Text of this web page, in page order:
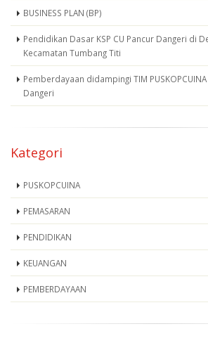
BUSINESS PLAN (BP)
Pendidikan Dasar KSP CU Pancur Dangeri di
Kecamatan Tumbang Titi
Pemberdayaan didampingi TIM
Dangeri
Kategori
PUSKOPCUINA
PEMASARAN
PENDIDIKAN
KEUANGAN
PEMBERDAYAAN